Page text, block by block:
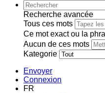
Recherche avancée
Tous ces mots
Ce mot exact ou la
Aucun de ces mots
Kategorie
Envoyer
Connexion
FR